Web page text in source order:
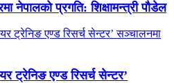
नेपालको प्रगति: शिक्षामन्त्री पौडेल
ट्रेनिङ एण्ड रिसर्च सेन्टर’